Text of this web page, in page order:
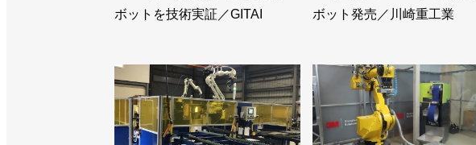
ボットを技術実証／GITAI
ボット発売／川崎重工業